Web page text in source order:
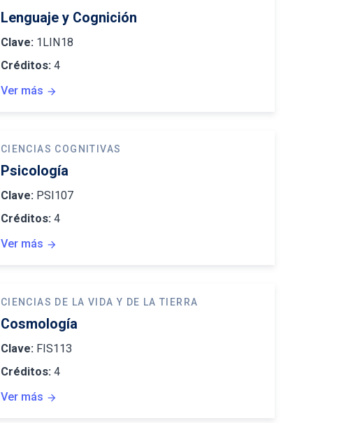
Lenguaje y Cognición
Clave:1LIN18
Créditos:4
Ver más arrow_forward
CIENCIAS COGNITIVAS
Psicología
Clave:PSI107
Créditos:4
Ver más arrow_forward
CIENCIAS DE LA VIDA Y DE LA TIERRA
Cosmología
Clave:FIS113
Créditos:4
Ver más arrow_forward